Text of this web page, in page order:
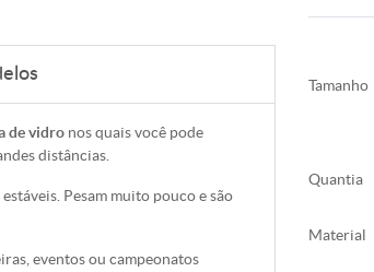
de vidro nos quais você pode
distâncias.
Pesam muito pouco e são
eventos ou campeonatos
Tamanho
Quantia
Material